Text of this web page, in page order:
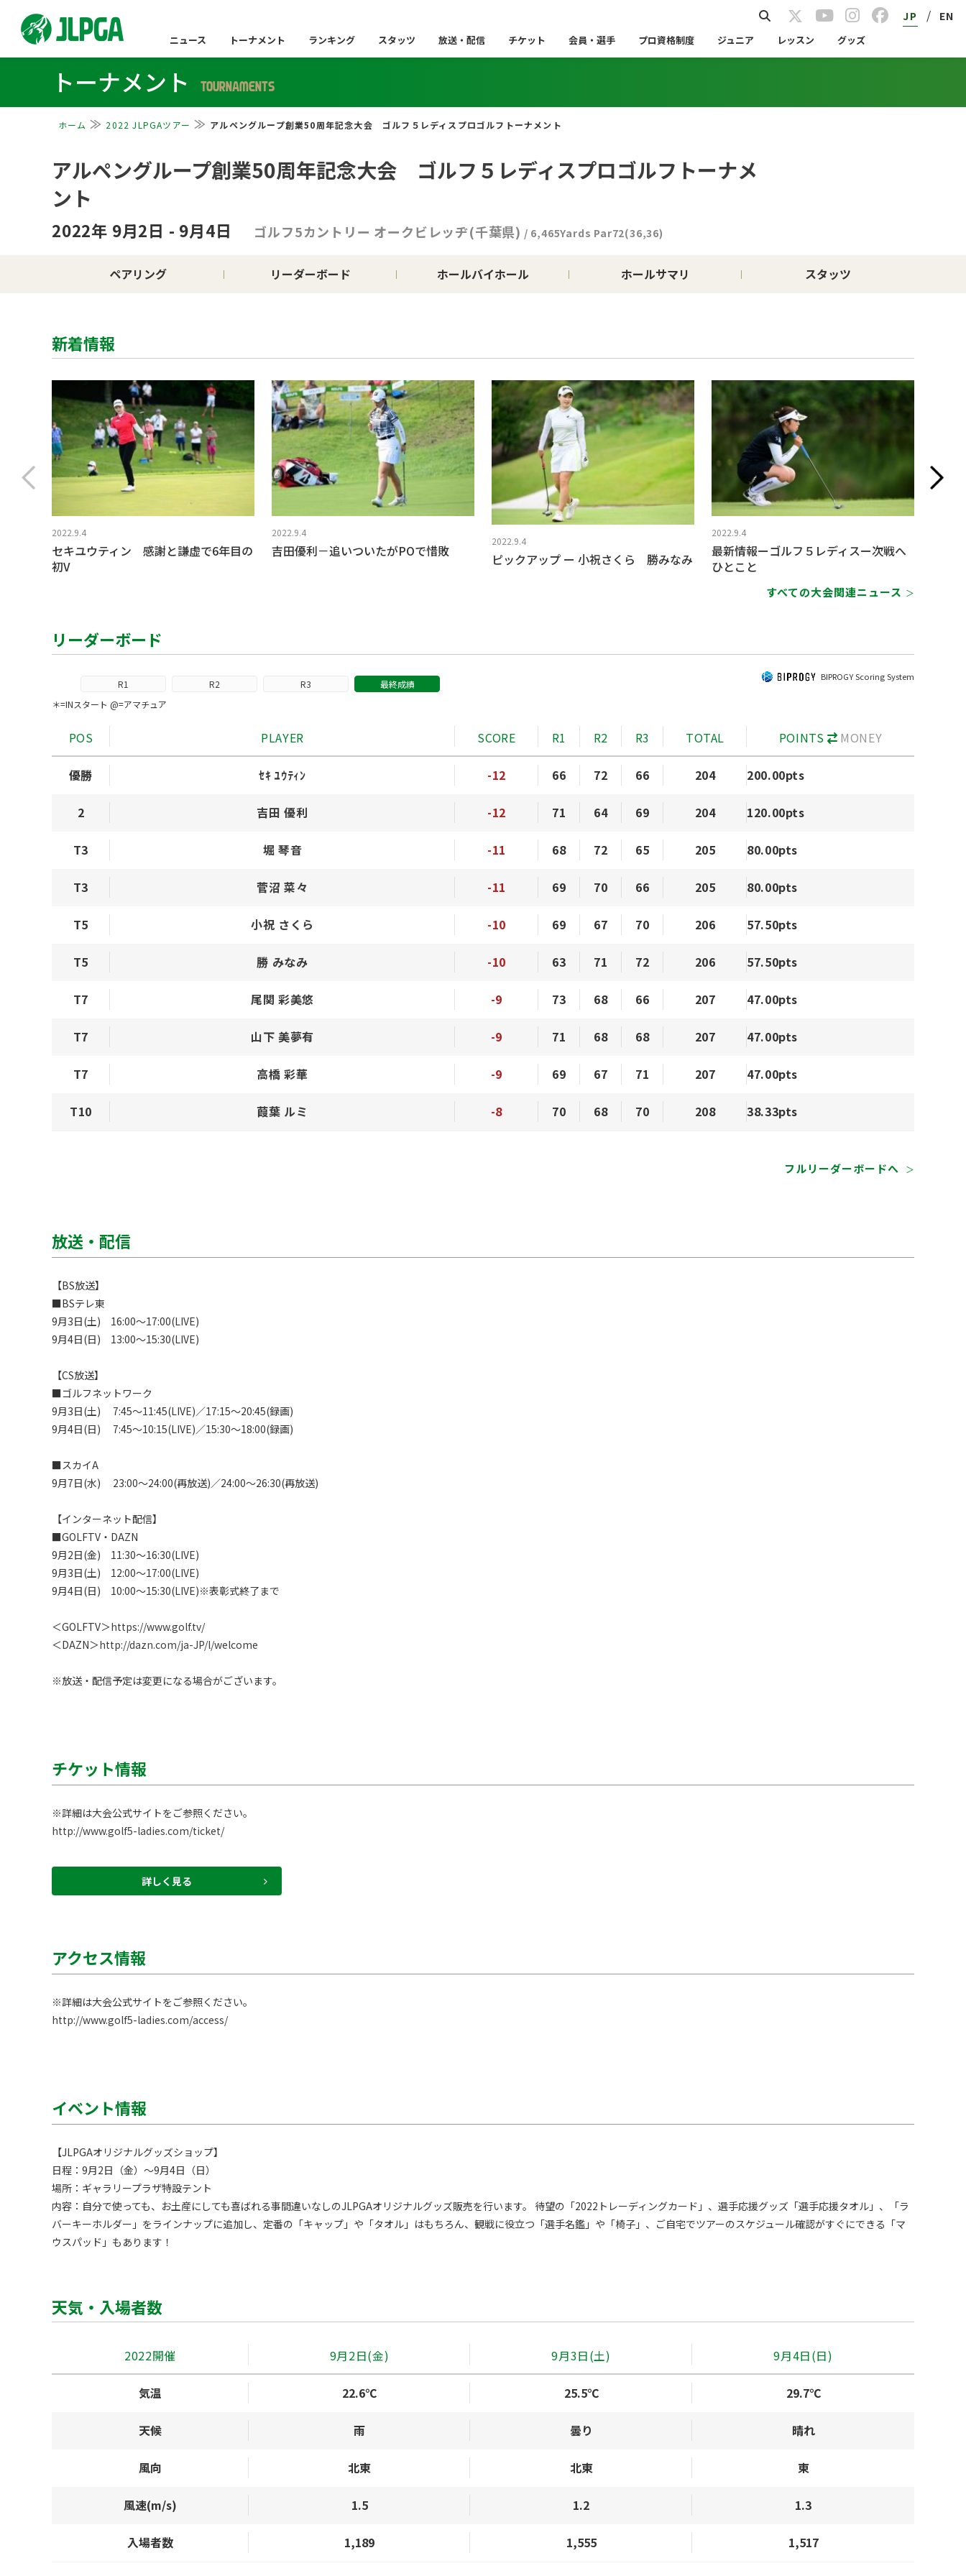
JP / EN
ニュース トーナメント ランキング スタッツ 放送・配信 チケット 会員・選手 プロ資格制度 ジュニア レッスン グッズ
トーナメント TOURNAMENTS
ホーム 2022 JLPGAツアー アルペングループ創業50周年記念大会 ゴルフ５レディスプロゴルフトーナメント
アルペングループ創業50周年記念大会 ゴルフ５レディスプロゴルフトーナメ
ント
2022年 9月2日 - 9月4日 ゴルフ5カントリー オークビレッヂ(千葉県) / 6,465Yards Par72(36,36)
ペアリング リーダーボード ホールバイホール ホールサマリ スタッツ
新着情報
2022.9.4
セキユウティン 感謝と謙虚で6年目の
初V
2022.9.4
吉田優利－追いついたがPOで惜敗
2022.9.4
ピックアップ ー 小祝さくら 勝みなみ
2022.9.4
最新情報ーゴルフ５レディスー次戦へ
ひとこと
すべての大会関連ニュース ＞
リーダーボード
R1 R2 R3 最終成績
BIPROGY Scoring System
＊=INスタート @=アマチュア
POS PLAYER SCORE R1 R2 R3 TOTAL POINTS MONEY
優勝 ｾｷ ﾕｳﾃｨﾝ -12 66 72 66 204 200.00pts
2 吉田 優利 -12 71 64 69 204 120.00pts
T3 堀 琴音 -11 68 72 65 205 80.00pts
T3 菅沼 菜々 -11 69 70 66 205 80.00pts
T5 小祝 さくら -10 69 67 70 206 57.50pts
T5 勝 みなみ -10 63 71 72 206 57.50pts
T7 尾関 彩美悠 -9 73 68 66 207 47.00pts
T7 山下 美夢有 -9 71 68 68 207 47.00pts
T7 高橋 彩華 -9 69 67 71 207 47.00pts
T10 葭葉 ルミ -8 70 68 70 208 38.33pts
フルリーダーボードへ ＞
放送・配信
【BS放送】
■BSテレ東
9月3日(土)　16:00～17:00(LIVE)
9月4日(日)　13:00～15:30(LIVE)
【CS放送】
■ゴルフネットワーク
9月3日(土)　 7:45～11:45(LIVE)／17:15～20:45(録画)
9月4日(日)　 7:45～10:15(LIVE)／15:30～18:00(録画)
■スカイA
9月7日(水)　 23:00～24:00(再放送)／24:00～26:30(再放送)
【インターネット配信】
■GOLFTV・DAZN
9月2日(金)　11:30～16:30(LIVE)
9月3日(土)　12:00～17:00(LIVE)
9月4日(日)　10:00～15:30(LIVE)※表彰式終了まで
＜GOLFTV＞https://www.golf.tv/
＜DAZN＞http://dazn.com/ja-JP/l/welcome
※放送・配信予定は変更になる場合がございます。
チケット情報
http://www.golf5-ladies.com/ticket/
詳しく見る
アクセス情報
http://www.golf5-ladies.com/access/
イベント情報
【JLPGAオリジナルグッズショップ】
日程：9月2日（金）～9月4日（日）
場所：ギャラリープラザ特設テント
内容：自分で使っても、お土産にしても喜ばれる事間違いなしのJLPGAオリジナルグッズ販売を行います。 待望の「2022トレーディングカード」、選手応援グッズ「選手応援タオル」、「ラ
バーキーホルダー」をラインナップに追加し、定番の「キャップ」や「タオル」はもちろん、観戦に役立つ「選手名鑑」や「椅子」、ご自宅でツアーのスケジュール確認がすぐにできる「マ
ウスパッド」もあります！
天気・入場者数
2022開催 9月2日(金) 9月3日(土) 9月4日(日)
気温 22.6℃ 25.5℃ 29.7℃
天候 雨 曇り 晴れ
風向 北東 北東 東
風速(m/s) 1.5 1.2 1.3
入場者数 1,189 1,555 1,517